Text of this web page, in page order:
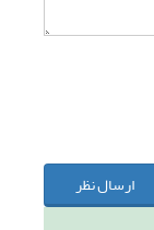
ارسال نظر